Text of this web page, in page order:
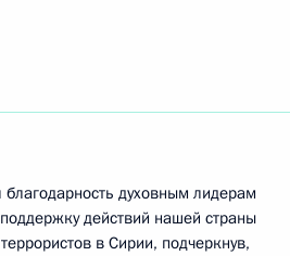
благодарность духовным лидерам
действий нашей страны
в Сирии, подчеркнув,